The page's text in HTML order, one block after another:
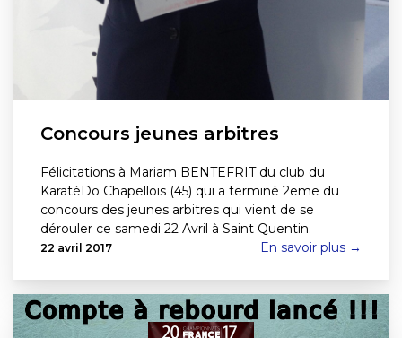
Concours jeunes arbitres
Félicitations à Mariam BENTEFRIT du club du
KaratéDo Chapellois (45) qui a terminé 2eme du
concours des jeunes arbitres qui vient de se
dérouler ce samedi 22 Avril à Saint Quentin.
22 avril 2017 En savoir plus →